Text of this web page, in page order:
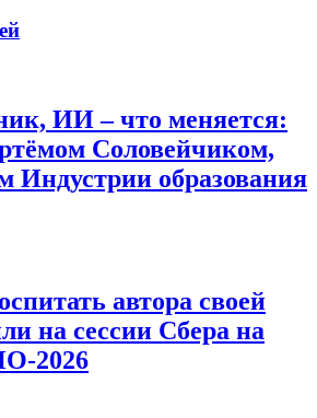
ИИ – что меняется:
Соловейчиком,
Индустрии образования
автора своей
на сессии Сбера на
2026